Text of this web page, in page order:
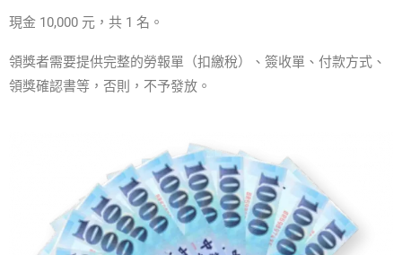
現金 10,000 元，共 1 名。
領獎者需要提供完整的勞報單（扣繳稅）、簽收單、付款方式、
領獎確認書等，否則，不予發放。